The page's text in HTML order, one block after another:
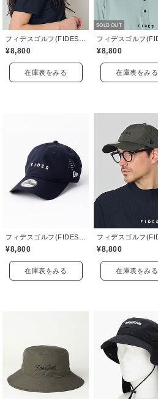
¥8,800
在庫表をみる
SOLD OUT
¥8,800
在庫表をみる
¥8,800
在庫表をみる
¥8,800
在庫表をみる